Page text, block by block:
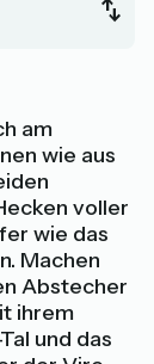
am
wie aus
voller
wie das
Machen
Abstecher
ihrem
und das